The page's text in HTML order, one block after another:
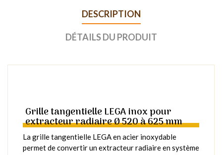
DESCRIPTION
DÉTAILS DU PRODUIT
Grille tangentielle LEGA inox pour
extracteur radiaire Ø 520 à 625 mm
La grille tangentielle LEGA en acier inoxydable
permet de convertir un extracteur radiaire en système